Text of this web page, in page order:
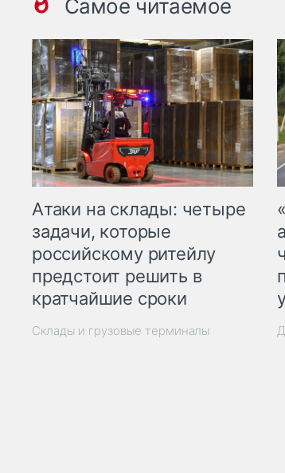
Самое читаемое
Атаки на склады: четыре
задачи, которые
российскому ритейлу
предстоит решить в
кратчайшие сроки
Склады и грузовые терминалы